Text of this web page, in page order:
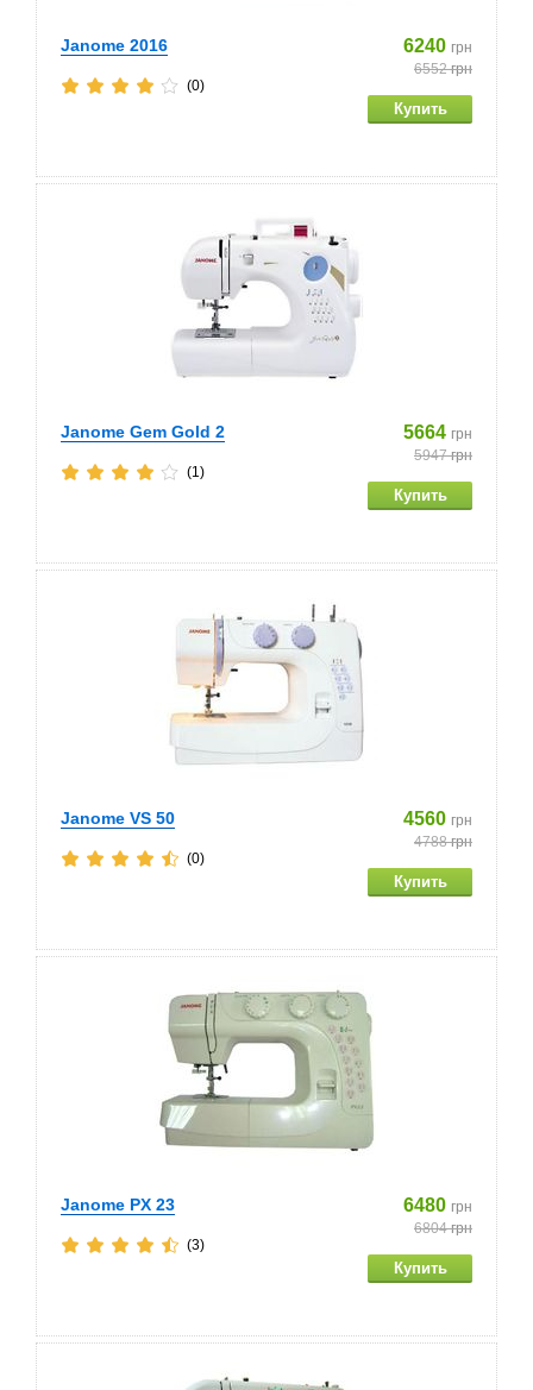
Janome 2016 6240 грн
6552грн
(0)
Janome Gem Gold 2 5664 грн
5947грн
(1)
Janome VS 50 4560 грн
4788грн
(0)
Janome PX 23 6480 грн
6804грн
(3)